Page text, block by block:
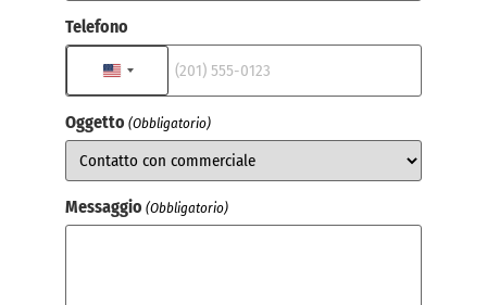
Telefono
STATI UNITI +1
Oggetto (Obbligatorio)
Messaggio (Obbligatorio)